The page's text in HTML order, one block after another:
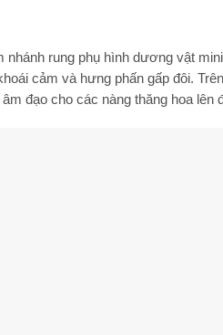
nhánh rung phụ hình dương vật
cảm và hưng phấn gấp đôi.
đạo cho các nàng thăng hoa lên